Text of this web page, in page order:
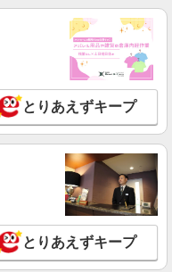
とりあえずキープ
とりあえずキープ